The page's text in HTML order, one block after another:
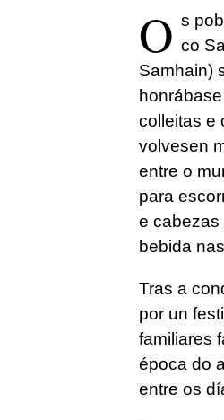
O s
co
Samhain)
colleitas e
volvesen
entre o
para
e cabezas
bebida
Tras a
por un
familiares
época do
entre os